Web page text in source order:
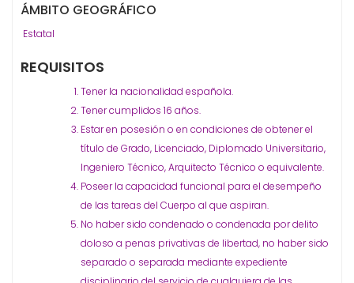
ÁMBITO GEOGRÁFICO
Estatal
REQUISITOS
Tener la nacionalidad española.
Tener cumplidos 16 años.
Estar en posesión o en condiciones de obtener el
título de Grado, Licenciado, Diplomado Universitario,
Ingeniero Técnico, Arquitecto Técnico o equivalente.
Poseer la capacidad funcional para el desempeño
de las tareas del Cuerpo al que aspiran.
No haber sido condenado o condenada por delito
doloso a penas privativas de libertad, no haber sido
separado o separada mediante expediente